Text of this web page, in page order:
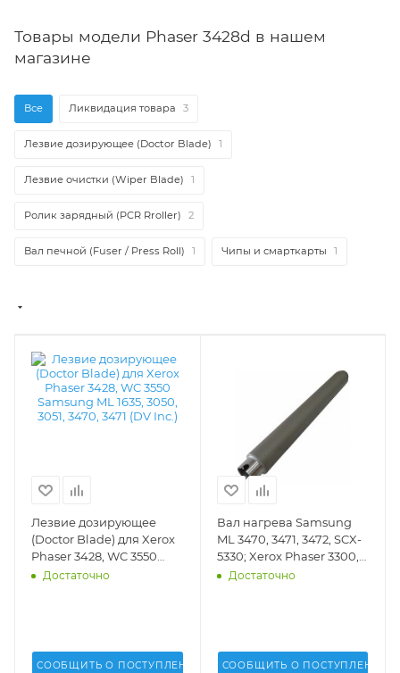
Товары модели Phaser 3428d в нашем
магазине
Все Ликвидация товара 3
Лезвие дозирующее (Doctor Blade) 1
Лезвие очистки (Wiper Blade) 1
Ролик зарядный (PCR Rroller) 2
Вал печной (Fuser / Press Roll) 1 Чипы и смарткарты 1
Лезвие дозирующее
(Doctor Blade) для Xerox
Phaser 3428, WC 3550
Samsung ML 1635, 3050,
Достаточно
СООБЩИТЬ О ПОСТУПЛЕНИИ
Вал нагрева Samsung
ML 3470, 3471, 3472, SCX-
5330; Xerox Phaser 3300,
3428, 3635, WC3550 (DV
Достаточно
СООБЩИТЬ О ПОСТУПЛЕНИИ